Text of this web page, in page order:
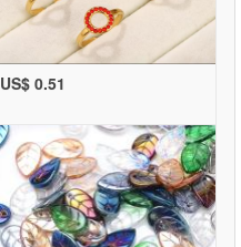
US$ 0.51